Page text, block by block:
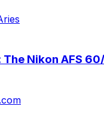
Nikon AFS